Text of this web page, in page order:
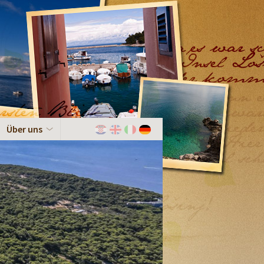
Hrvatski
EnglishItalianoDeutch
Über uns